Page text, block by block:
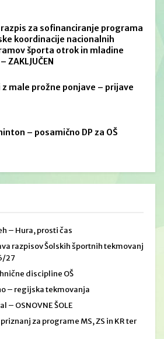
razpis za sofinanciranje programa
koordinacije nacionalnih
športa otrok in mladine
ZAKLJUČEN
z male prožne ponjave – prijave
– posamično DP za OŠ
– Hura, prosti čas
razpisov Šolskih športnih tekmovanj
27
discipline OŠ
– regijska tekmovanja
– OSNOVNE ŠOLE
za programe MS, ZS in KR ter